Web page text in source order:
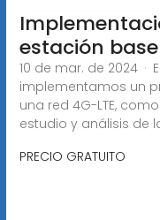
estación
10 de mar. de 2024 ·
implementamos un
una red 4G-LTE,
estudio y análisis de
PRECIO GRATUITO